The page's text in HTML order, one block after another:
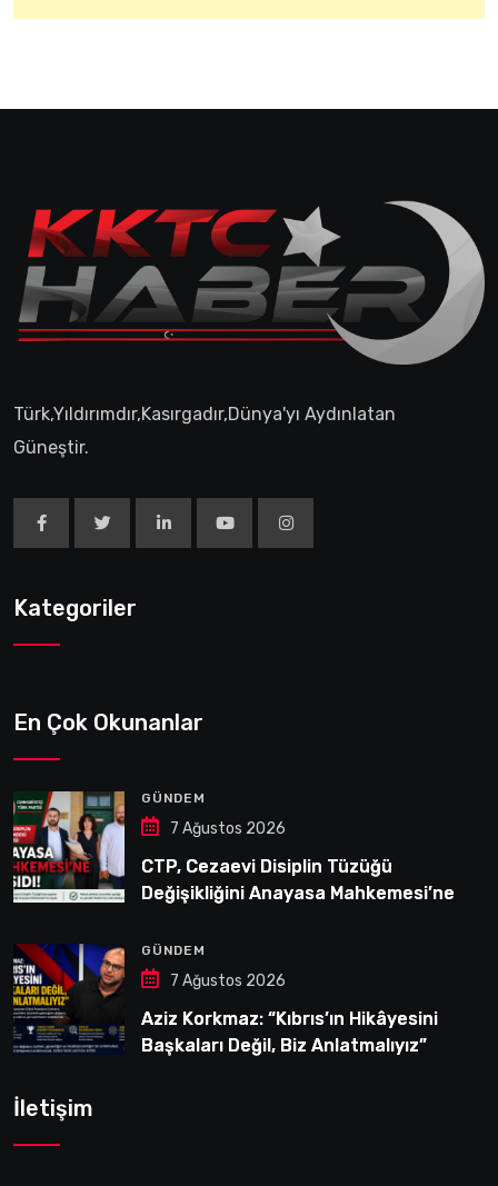
Türk,Yıldırımdır,Kasırgadır,Dünya'yı Aydınlatan
Güneştir.
Kategoriler
En Çok Okunanlar
GÜNDEM
7 Ağustos 2026
CTP, Cezaevi Disiplin Tüzüğü
Değişikliğini Anayasa Mahkemesi’ne
GÜNDEM
7 Ağustos 2026
Aziz Korkmaz: “Kıbrıs’ın Hikâyesini
Başkaları Değil, Biz Anlatmalıyız”
İletişim